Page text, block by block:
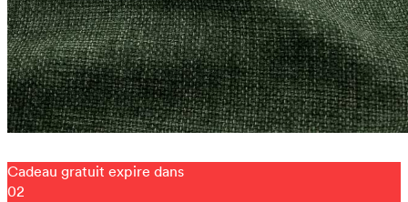
Cadeau gratuit expire dans
02